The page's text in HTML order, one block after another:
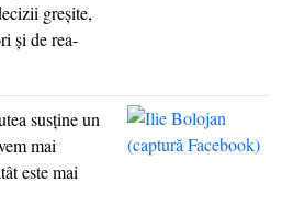
greşite,
şi de rea-
susţine un
mai
este mai